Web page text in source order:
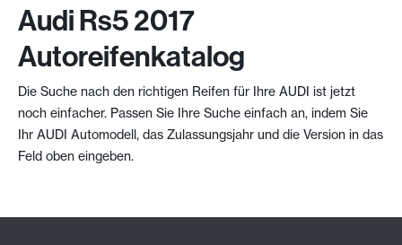
Audi Rs5 2017
Autoreifenkatalog
Die Suche nach den richtigen Reifen für Ihre AUDI ist jetzt
noch einfacher. Passen Sie Ihre Suche einfach an, indem Sie
Ihr AUDI Automodell, das Zulassungsjahr und die Version in das
Feld oben eingeben.